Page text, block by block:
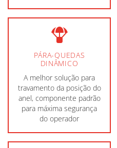
PÁRA-QUEDAS
DINÂMICO
A melhor solução para
travamento da posição do
anel, componente padrão
para máxima segurança
do operador